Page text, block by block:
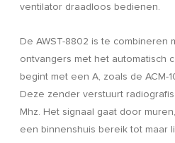
ventilator draadloos bedienen.
De AWST-8802 is te combineren
ontvangers met het automatisch
begint met een A, zoals de ACM-
Deze zender verstuurt
Mhz. Het signaal gaat door
een binnenshuis bereik tot maar